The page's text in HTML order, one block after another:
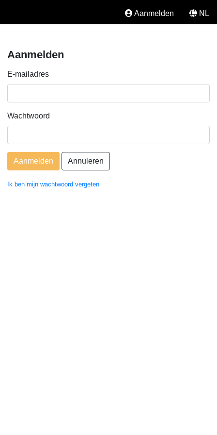
Aanmelden NL
Aanmelden
E-mailadres
Wachtwoord
Annuleren
Ik ben mijn wachtwoord vergeten